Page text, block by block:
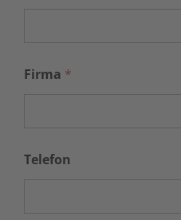
Firma *
Telefon